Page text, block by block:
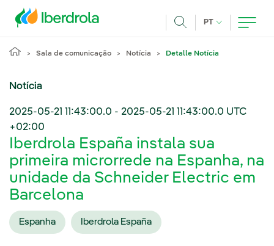
PT IDIOMA ATUAL,
Sala de comunicação Notícia Detalle Notícia
Notícia
2025-05-21 11:43:00.0 - 2025-05-21 11:43:00.0 UTC
+02:00
Iberdrola España instala sua
primeira microrrede na Espanha, na
unidade da Schneider Electric em
Barcelona
Espanha Iberdrola España